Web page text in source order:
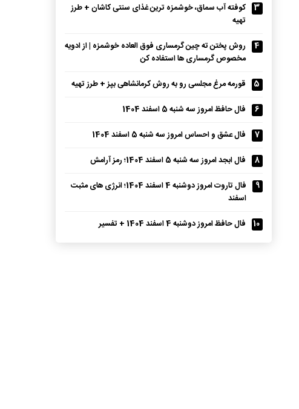
3
کوفته آب سماق، خوشمزه ترین غذای سنتی کاشان + طرز
تهیه
4
روش پختن ته چین گرمساری فوق العاده خوشمزه | از ادویه
مخصوص گرمساری ها استفاده کن
5
قورمه مرغ مجلسی رو به روش کرمانشاهی بپز + طرز تهیه
6
فال حافظ امروز سه شنبه 5 اسفند 1404
7
فال عشق و احساس امروز سه شنبه 5 اسفند 1404
8
فال ابجد امروز سه شنبه 5 اسفند 1404؛ رمز آرامش
9
فال تاروت امروز دوشنبه 4 اسفند 1404؛ انرژی های مثبت
اسفند
10
فال حافظ امروز دوشنبه 4 اسفند 1404 + تفسیر